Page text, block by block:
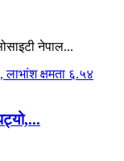
नेपाल...